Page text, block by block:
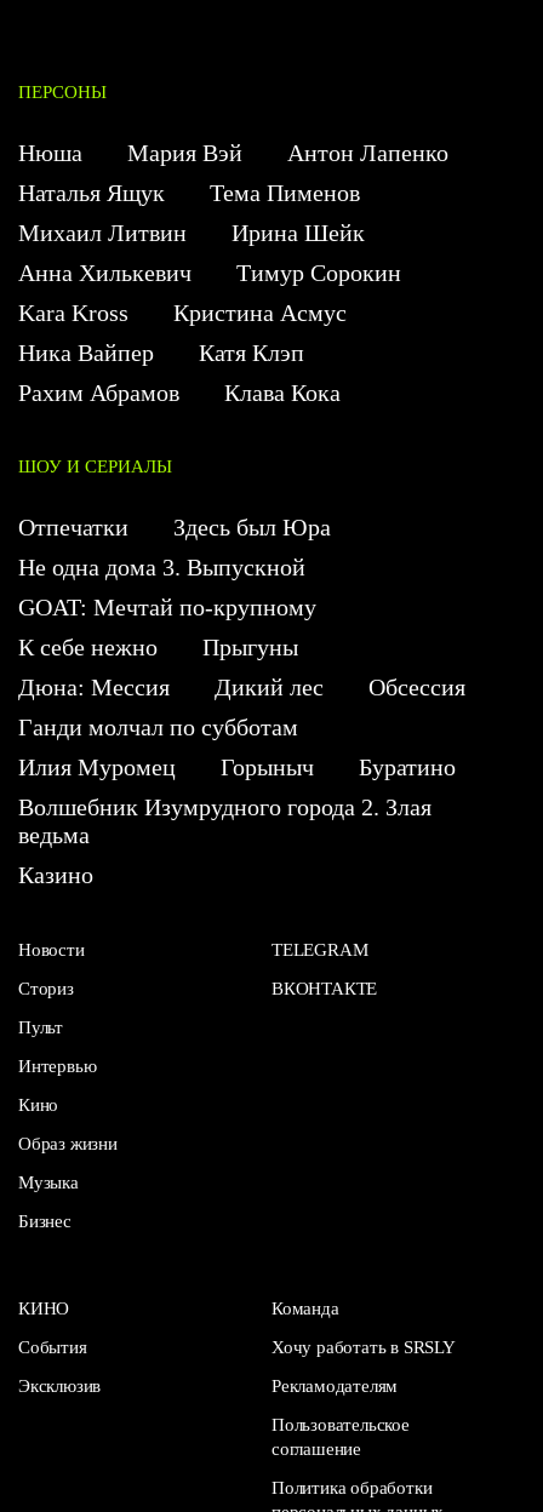
ПЕРСОНЫ
Нюша Мария Вэй
Антон Лапенко
Наталья Ящук
Тема Пименов
Михаил Литвин
Ирина Шейк
Анна Хилькевич
Тимур Сорокин
Kara Kross
Кристина Асмус
Ника Вайпер
Катя Клэп
Рахим Абрамов
Клава Кока
ШОУ И СЕРИАЛЫ
Отпечатки
Здесь был Юра
Не одна дома 3. Выпускной
GOAT: Мечтай по-крупному
К себе нежно
Прыгуны
Дюна: Мессия
Дикий лес
Обсессия
Ганди молчал по субботам
Илия Муромец
Горыныч
Буратино
Волшебник Изумрудного города 2. Злая
ведьма
Казино
Новости
Сториз
Пульт
Интервью
Кино
Образ жизни
Музыка
Бизнес
TELEGRAM
ВКОНТАКТЕ
КИНО
События
Эксклюзив
Команда
Хочу работать в SRSLY
Рекламодателям
Пользовательское
соглашение
Политика обработки